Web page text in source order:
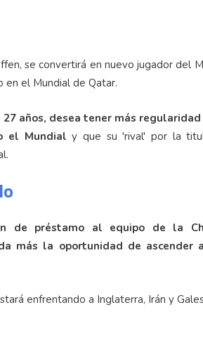
se convertirá en nuevo jugador del
en el Mundial de Qatar.
años, desea tener más regularidad
el Mundial y que su 'rival' por la
de préstamo al equipo de la
más la oportunidad de ascender
enfrentando a Inglaterra, Irán y